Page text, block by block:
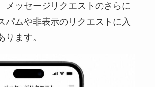
メッセージリクエストのさらに
パムや非表示のリクエストに入
ります。